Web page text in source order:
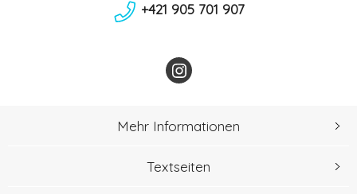
+421 905 701 907
Mehr Informationen
Textseiten